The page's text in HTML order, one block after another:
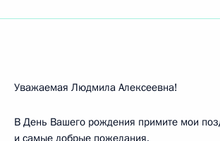
Уважаемая Людмила Алексеевна!
В День Вашего рождения примите мои
и самые добрые пожелания.